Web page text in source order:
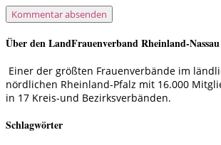
Über den LandFrauenverband Rheinland-Nassau
Einer der größten Frauenverbände im
nördlichen Rheinland-Pfalz mit 16.000
in 17 Kreis-und Bezirksverbänden.
Schlagwörter